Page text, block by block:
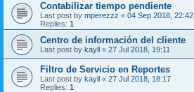
Contabilizar tiempo pendiente
Last post by mperezzz « 04 Sep 2018, 22:42
Replies: 1
Centro de información del cliente
Last post by kayll « 27 Jul 2018, 19:11
Filtro de Servicio en Reportes
Last post by kayll « 27 Jul 2018, 18:17
Replies: 1